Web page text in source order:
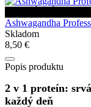
Ashwagandha
Skladom
8,50 €
Popis produktu
2 v 1 proteín:
každý deň